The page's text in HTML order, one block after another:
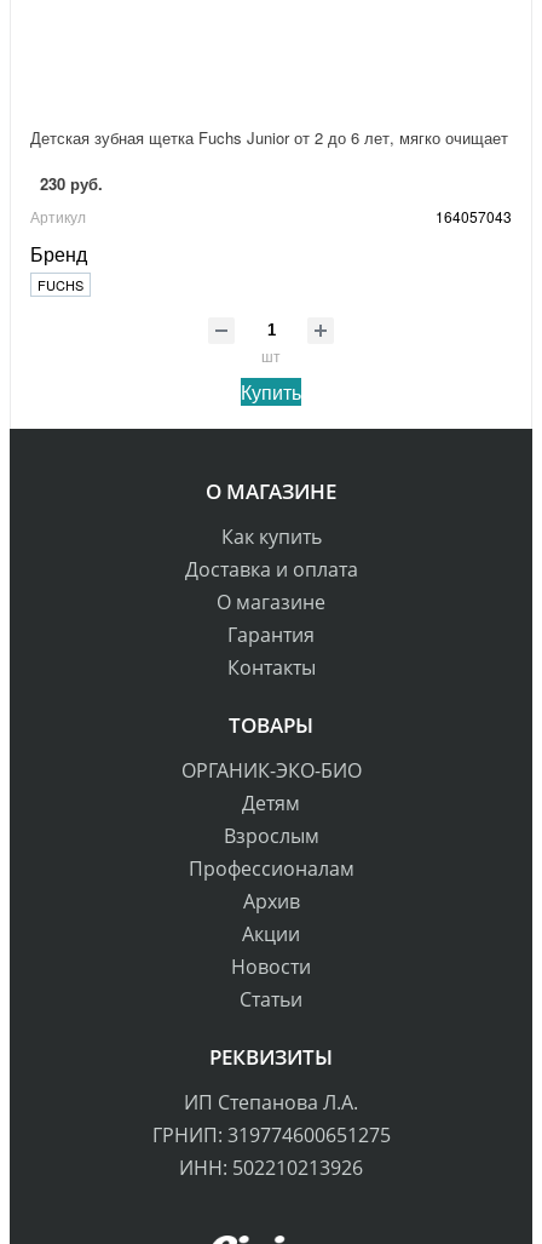
Детская зубная щетка Fuchs Junior от 2 до 6 лет, мягко очищает
230 руб.
Артикул 164057043
Бренд
FUCHS
шт
Купить
О МАГАЗИНЕ
Как купить
Доставка и оплата
О магазине
Гарантия
Контакты
ТОВАРЫ
ОРГАНИК-ЭКО-БИО
Детям
Взрослым
Профессионалам
Архив
Акции
Новости
Статьи
РЕКВИЗИТЫ
ИП Степанова Л.А.
ГРНИП: 319774600651275
ИНН: 502210213926